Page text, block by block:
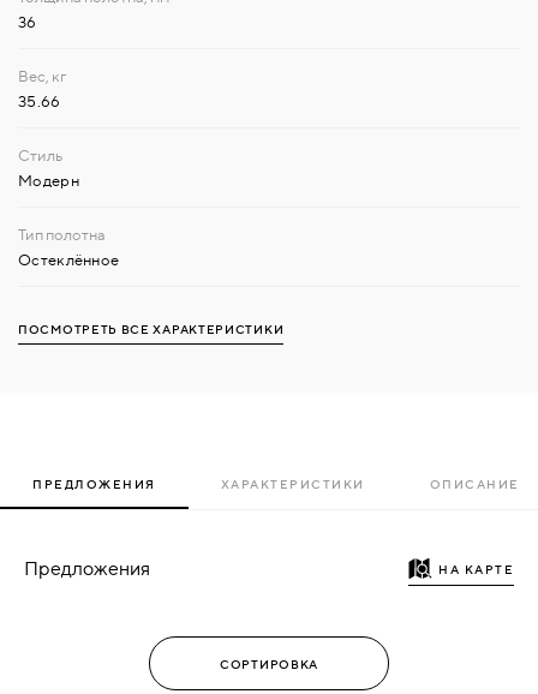
36
35.66
Модерн
Остеклённое
ПОСМОТРЕТЬ ВСЕ ХАРАКТЕРИСТИКИ
ПРЕДЛОЖЕНИЯ ХАРАКТЕРИСТИКИ ОПИСАНИЕ
Предложения НА КАРТЕ